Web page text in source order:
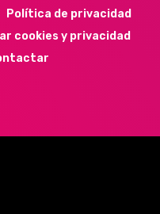
Política de privacidad
cookies y privacidad